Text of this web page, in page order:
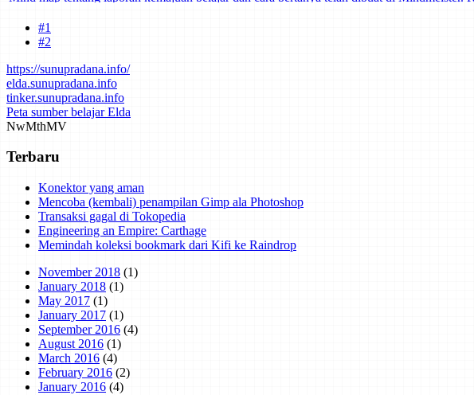
#1
#2
https://sunupradana.info/
elda.sunupradana.info
tinker.sunupradana.info
Peta sumber belajar Elda
NwMthMV
Terbaru
Konektor yang aman
Mencoba (kembali) penampilan Gimp ala Photoshop
Transaksi gagal di Tokopedia
Engineering an Empire: Carthage
Memindah koleksi bookmark dari Kifi ke Raindrop
November 2018 (1)
January 2018 (1)
May 2017 (1)
January 2017 (1)
September 2016 (4)
August 2016 (1)
March 2016 (4)
February 2016 (2)
January 2016 (4)